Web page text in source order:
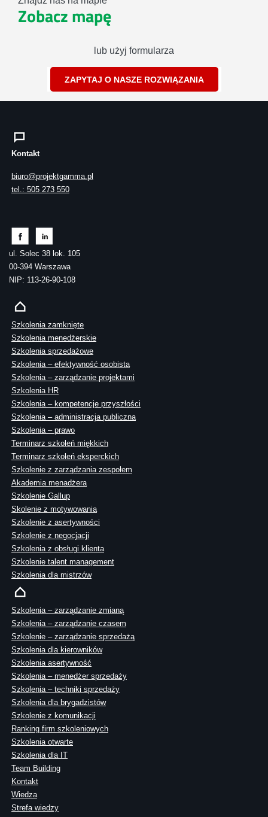
Zobacz mapę
lub użyj formularza
ZAPYTAJ O NASZE ROZWIĄZANIA
Kontakt
biuro@projektgamma.pl
tel.: 505 273 550
ul. Solec 38 lok. 105
00-394 Warszawa
NIP: 113-26-90-108
Szkolenia zamknięte
Szkolenia menedżerskie
Szkolenia sprzedażowe
Szkolenia – efektywność osobista
Szkolenia – zarządzanie projektami
Szkolenia HR
Szkolenia – kompetencje przyszłości
Szkolenia – administracja publiczna
Szkolenia – prawo
Terminarz szkoleń miękkich
Terminarz szkoleń eksperckich
Szkolenie z zarządzania zespołem
Akademia menadżera
Szkolenie Gallup
Skolenie z motywowania
Szkolenie z asertywności
Szkolenie z negocjacji
Szkolenia z obsługi klienta
Szkolenie talent management
Szkolenia dla mistrzów
Szkolenia – zarządzanie zmianą
Szkolenia – zarządzanie czasem
Szkolenie – zarządzanie sprzedażą
Szkolenia dla kierowników
Szkolenia asertywność
Szkolenia – menedżer sprzedaży
Szkolenia – techniki sprzedaży
Szkolenia dla brygadzistów
Szkolenie z komunikacji
Ranking firm szkoleniowych
Szkolenia otwarte
Szkolenia dla IT
Team Building
Kontakt
Wiedza
Strefa wiedzy